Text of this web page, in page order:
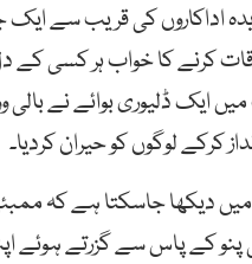
اداکاروں کی قریب سے
کرنے کا خواب ہر کسی کے
ایک ڈلیوری بوائے نے بالی
کرکے لوگوں کو حیران کردیا۔
میں دیکھا جاسکتا ہے کہ
پنو کے پاس سے گزرتے ہوئے